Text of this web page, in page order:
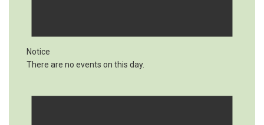
Notice
There are no events on this day.